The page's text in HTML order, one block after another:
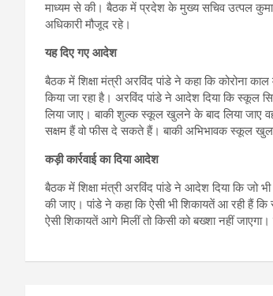
माध्यम से की। बैठक में प्रदेश के मुख्य सचिव उत्पल कुमार
अधिकारी मौजूद रहे।
यह दिए गए आदेश
बैठक में शिक्षा मंत्री अरविंद पांडे ने कहा कि कोरोना
किया जा रहा है। अरविंद पांडे ने आदेश दिया कि
लिया जाए। बाकी शुल्क स्कूल खुलने के बाद लिया जाए
सक्षम हैं वो फीस दे सकते हैं। बाकी अभिभावक स्कूल
कड़ी कार्रवाई का दिया आदेश
बैठक में शिक्षा मंत्री अरविंद पांडे ने आदेश दिया कि
की जाए। पांडे ने कहा कि ऐसी भी शिकायतें आ रही हैं
ऐसी शिकायतें आगे मिलीं तो किसी को बख्शा नहीं